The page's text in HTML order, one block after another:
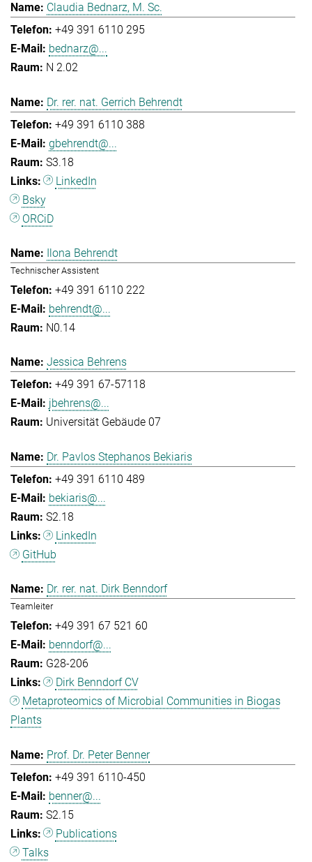
Claudia Bednarz, M. Sc.
+49 391 6110 295
bednarz@...
N 2.02
Dr. rer. nat. Gerrich Behrendt
+49 391 6110 388
gbehrendt@...
S3.18
LinkedIn
Bsky
ORCiD
Ilona Behrendt
Technischer Assistent
+49 391 6110 222
behrendt@...
N0.14
Jessica Behrens
+49 391 67-57118
jbehrens@...
Universität Gebäude 07
Dr. Pavlos Stephanos Bekiaris
+49 391 6110 489
bekiaris@...
S2.18
LinkedIn
GitHub
Dr. rer. nat. Dirk Benndorf
Teamleiter
+49 391 67 521 60
benndorf@...
G28-206
Dirk Benndorf CV
Metaproteomics of Microbial Communities in Biogas
Plants
Prof. Dr. Peter Benner
+49 391 6110-450
benner@...
S2.15
Publications
Talks